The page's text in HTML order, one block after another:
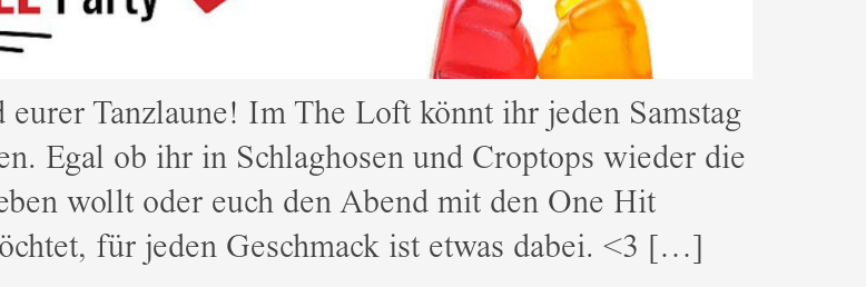
Tanzlaune! Im The Loft könnt ihr jeden Samstag
Egal ob ihr in Schlaghosen und Croptops wieder die
wollt oder euch den Abend mit den One Hit
für jeden Geschmack ist etwas dabei. <3 […]